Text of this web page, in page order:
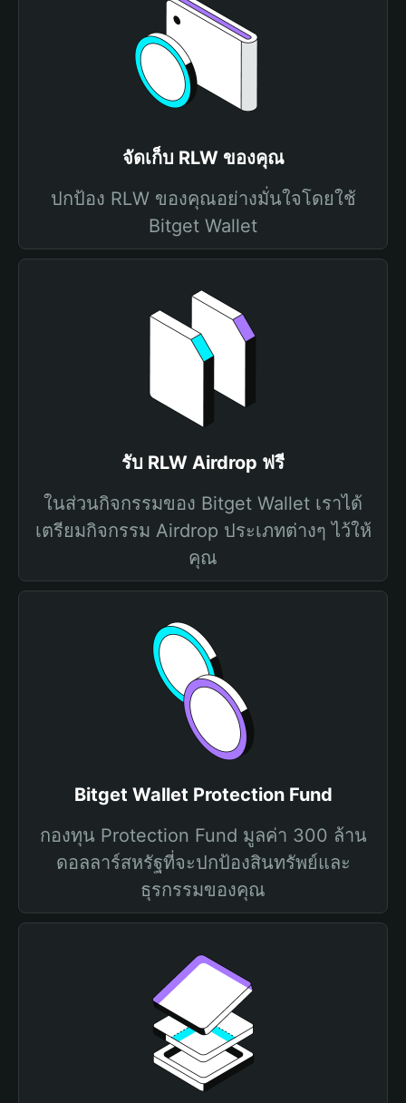
จัดเก็บ RLW ของคุณ
ปกป้อง RLW ของคุณอย่างมั่นใจโดยใช้
Bitget Wallet
รับ RLW Airdrop ฟรี
ในส่วนกิจกรรมของ Bitget Wallet เราได้
เตรียมกิจกรรม Airdrop ประเภทต่างๆ ไว้ให้
คุณ
Bitget Wallet Protection Fund
กองทุน Protection Fund มูลค่า 300 ล้าน
ดอลลาร์สหรัฐที่จะปกป้องสินทรัพย์และ
ธุรกรรมของคุณ